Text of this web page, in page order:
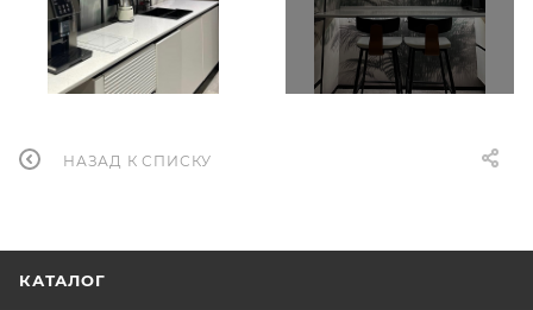
НАЗАД К СПИСКУ
КАТАЛОГ